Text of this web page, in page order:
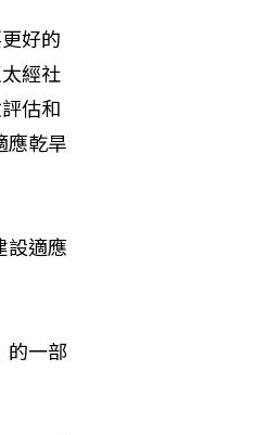
好的
經社
估和
應乾旱
設適應
的一部